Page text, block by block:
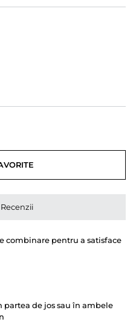
Recenzii
combinare pentru a satisface
de jos sau în ambele